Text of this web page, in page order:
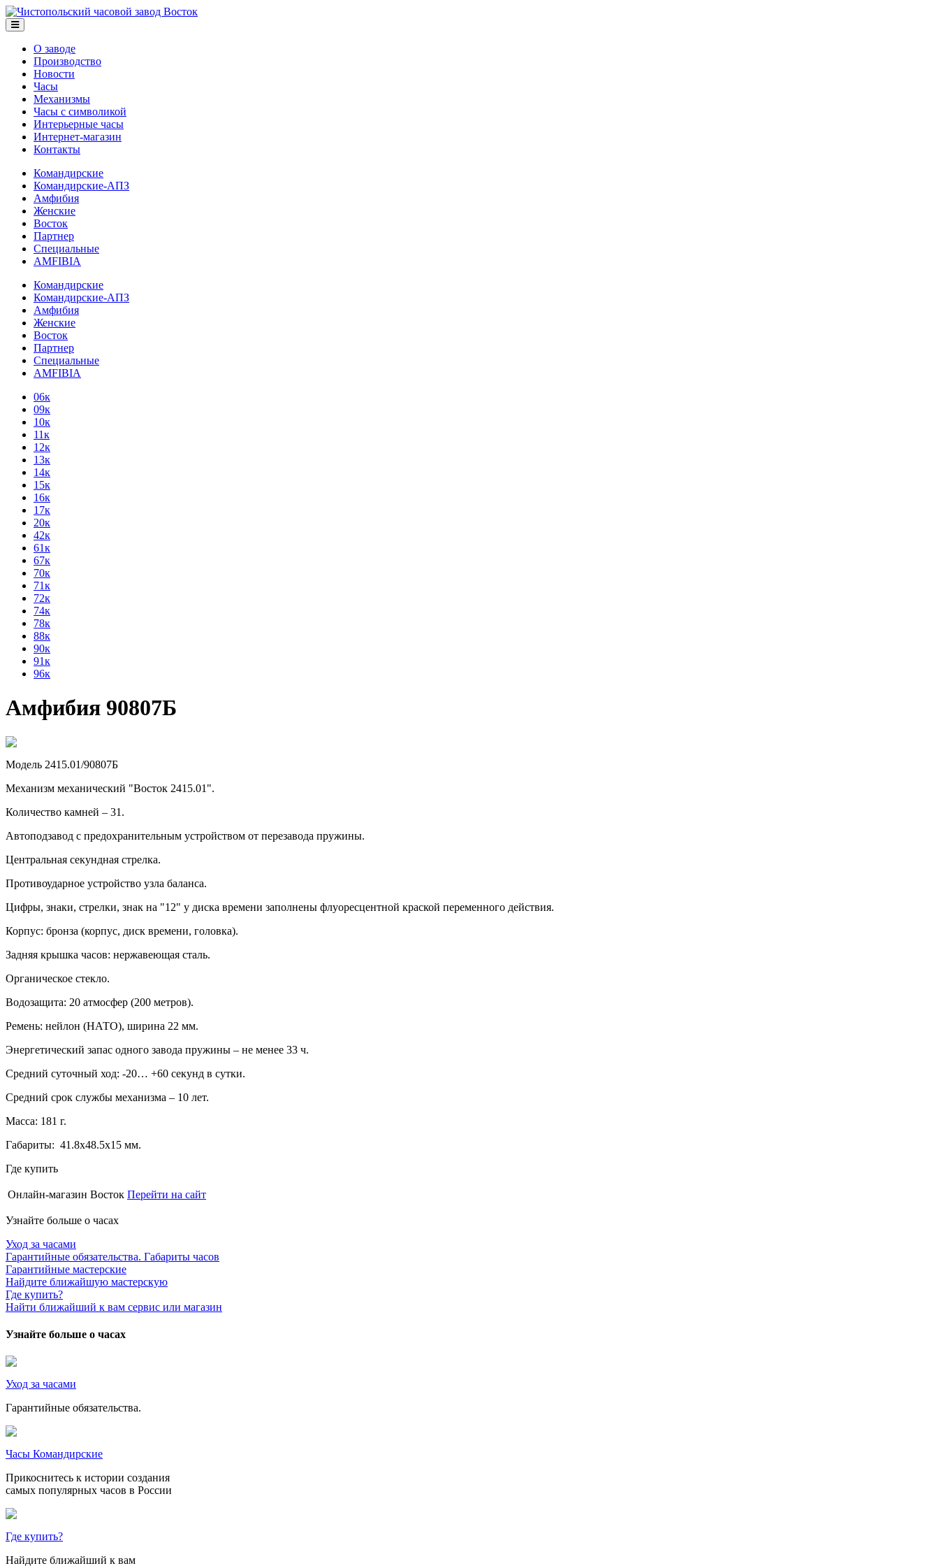
О заводе
Производство
Новости
Часы
Механизмы
Часы с символикой
Интерьерные часы
Интернет-магазин
Контакты
Командирские
Командирские-АПЗ
Амфибия
Женские
Восток
Партнер
Специальные
AMFIBIA
Командирские
Командирские-АПЗ
Амфибия
Женские
Восток
Партнер
Специальные
AMFIBIA
06к
09к
10к
11к
12к
13к
14к
15к
16к
17к
20к
42к
61к
67к
70к
71к
72к
74к
78к
88к
90к
91к
96к
Амфибия 90807Б
Модель 2415.01/90807Б
Механизм механический "Восток 2415.01".
Количество камней – 31.
Автоподзавод с предохранительным устройством от перезавода пружины.
Центральная секундная стрелка.
Противоударное устройство узла баланса.
Цифры, знаки, стрелки, знак на "12" у диска времени заполнены флуоресцентной краской переменного действия.
Корпус: бронза (корпус, диск времени, головка).
Задняя крышка часов: нержавеющая сталь.
Органическое стекло.
Водозащита: 20 атмосфер (200 метров).
Ремень: нейлон (НАТО), ширина 22 мм.
Энергетический запас одного завода пружины – не менее 33 ч.
Средний суточный ход: -20… +60 секунд в сутки.
Средний срок службы механизма – 10 лет.
Масса: 181 г.
Габариты: 41.8х48.5х15 мм.
Где купить
Онлайн-магазин Восток Перейти на сайт
Узнайте больше о часах
Уход за часами
Гарантийные обязательства. Габариты часов
Гарантийные мастерские
Найдите ближайшую мастерскую
Где купить?
Найти ближайший к вам сервис или магазин
Узнайте больше о часах
Уход за часами
Гарантийные обязательства.
Часы Командирские
Прикоснитесь к истории создания
самых популярных часов в России
Где купить?
Найдите ближайший к вам